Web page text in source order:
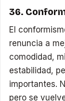
36.
El
renuncia a
comodidad,
estabilidad,
importantes.
pero se